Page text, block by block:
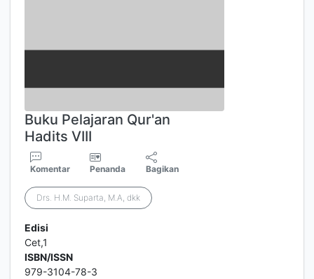
Buku Pelajaran Qur'an
Hadits VIII
Komentar Penanda Bagikan
Drs. H.M. Suparta, M.A, dkk
Edisi
Cet,1
ISBN/ISSN
979-3104-78-3